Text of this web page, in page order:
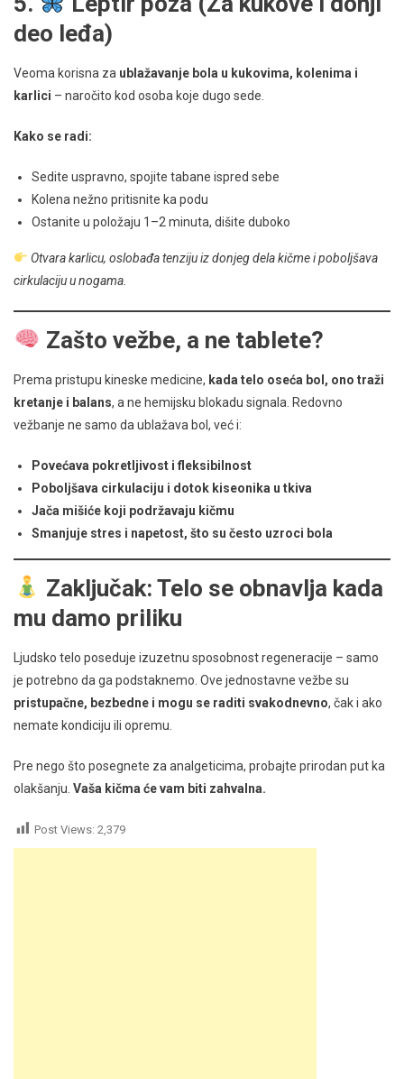
deo leđa)
Veoma korisna za ublažavanje bola u kukovima, kolenima i
karlici – naročito kod osoba koje dugo sede.
Kako se radi:
Sedite uspravno, spojite tabane ispred sebe
Kolena nežno pritisnite ka podu
Ostanite u položaju 1–2 minuta, dišite duboko
Otvara karlicu, oslobađa tenziju iz donjeg dela kičme i poboljšava
cirkulaciju u nogama.
Zašto vežbe, a ne tablete?
Prema pristupu kineske medicine, kada telo oseća bol, ono traži
kretanje i balans, a ne hemijsku blokadu signala. Redovno
vežbanje ne samo da ublažava bol, već i:
Povećava pokretljivost i fleksibilnost
Poboljšava cirkulaciju i dotok kiseonika u tkiva
Jača mišiće koji podržavaju kičmu
Smanjuje stres i napetost, što su često uzroci bola
Zaključak: Telo se obnavlja kada
mu damo priliku
Ljudsko telo poseduje izuzetnu sposobnost regeneracije – samo
je potrebno da ga podstaknemo. Ove jednostavne vežbe su
pristupačne, bezbedne i mogu se raditi svakodnevno, čak i ako
nemate kondiciju ili opremu.
Pre nego što posegnete za analgeticima, probajte prirodan put ka
olakšanju. Vaša kičma će vam biti zahvalna.
Post Views: 2,379